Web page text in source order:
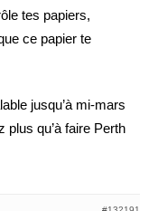
tes papiers,
ce papier te
jusqu’à mi-mars
qu’à faire Perth